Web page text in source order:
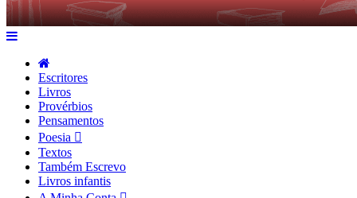
Escritores
Livros
Provérbios
Pensamentos
Poesia
Textos
Também Escrevo
Livros infantis